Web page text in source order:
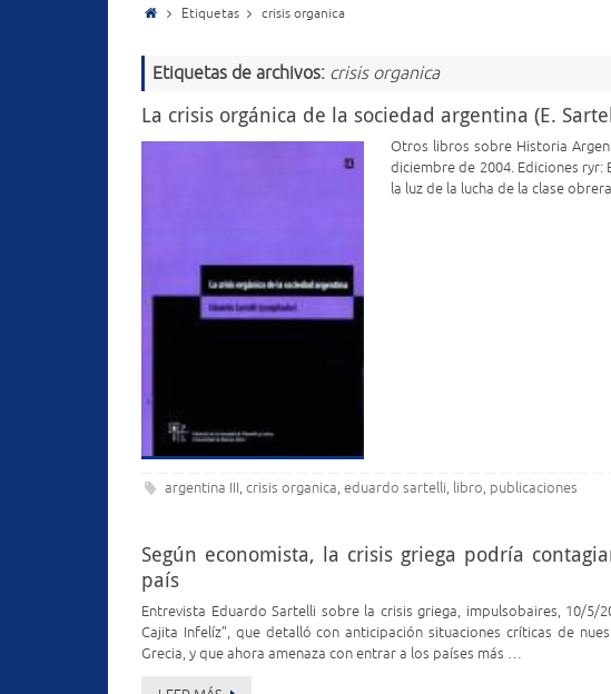
Etiquetas crisis organica
Etiquetas de archivos: crisis organica
La crisis orgánica de la sociedad argentina (E.
Otros libros sobre Historia
diciembre de 2004. Ediciones ryr:
la luz de la lucha de la clase
argentina III,crisis organica,eduardo sartelli, libro, publicaciones
Según economista, la crisis griega podría
país
Entrevista Eduardo Sartelli sobre la crisis griega, impulsobaires, 10/
Cajita Infelíz”, que detalló con anticipación situaciones críticas de
Grecia, y que ahora amenaza con entrar a los países más …